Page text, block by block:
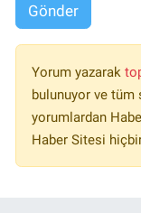
Gönder
Yorum yazarak
bulunuyor ve tüm
yorumlardan
Haber Sitesi